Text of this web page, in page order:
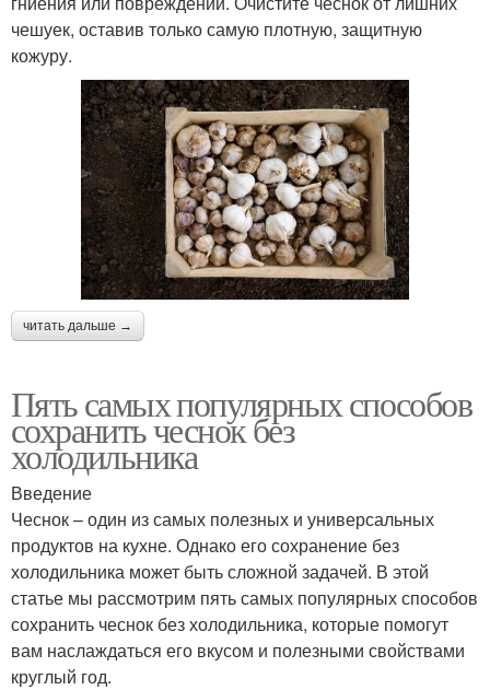
чешуек, оставив только самую плотную, защитную
кожуру.
читать дальше →
Пять самых популярных способов
сохранить чеснок без
холодильника
Введение
Чеснок – один из самых полезных и универсальных
продуктов на кухне. Однако его сохранение без
холодильника может быть сложной задачей. В этой
статье мы рассмотрим пять самых популярных способов
сохранить чеснок без холодильника, которые помогут
вам наслаждаться его вкусом и полезными свойствами
круглый год.